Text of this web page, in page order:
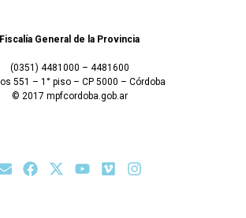
Fiscalía General de la Provincia
(0351) 4481000 – 4481600
551 – 1° piso – CP 5000 – Córdoba
© 2017 mpfcordoba.gob.ar